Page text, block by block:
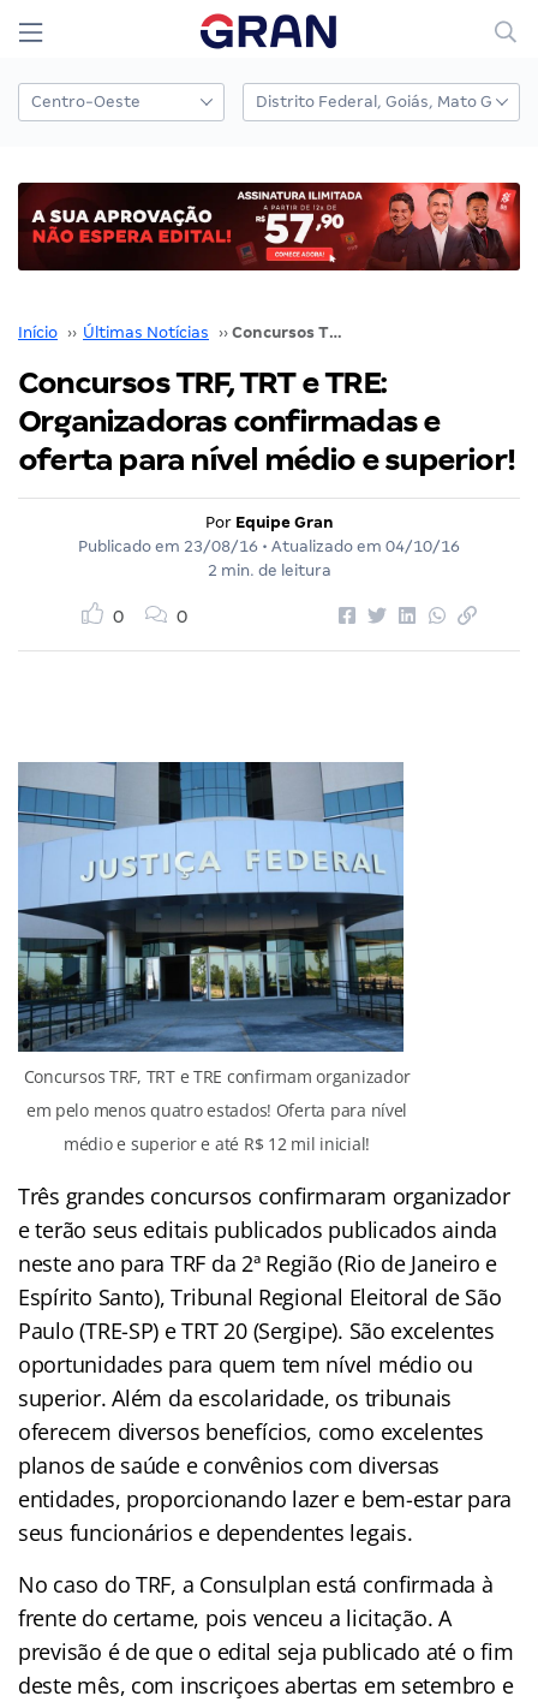
Início ›› Últimas Notícias ›› Concursos TRF, TRT e TRE: Organizadoras confirmadas e oferta para nível médio e superior!
Concursos TRF, TRT e TRE:
Organizadoras confirmadas e
oferta para nível médio e superior!
Por Equipe Gran
Publicado em 23/08/16 • Atualizado em 04/10/16
2 min. de leitura
0 0
Concursos TRF, TRT e TRE confirmam organizador
em pelo menos quatro estados! Oferta para nível
médio e superior e até R$ 12 mil inicial!
Três grandes concursos confirmaram organizador
e terão seus editais publicados publicados ainda
neste ano para TRF da 2ª Região (Rio de Janeiro e
Espírito Santo), Tribunal Regional Eleitoral de São
Paulo (TRE-SP) e TRT 20 (Sergipe). São excelentes
oportunidades para quem tem nível médio ou
superior. Além da escolaridade, os tribunais
oferecem diversos benefícios, como excelentes
planos de saúde e convênios com diversas
entidades, proporcionando lazer e bem-estar para
seus funcionários e dependentes legais.
No caso do TRF, a Consulplan está confirmada à
frente do certame, pois venceu a licitação. A
previsão é de que o edital seja publicado até o fim
deste mês, com inscriçoes abertas em setembro e